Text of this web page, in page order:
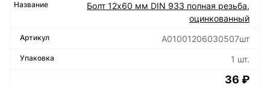
Болт 12х60 мм DIN 933 полная резьба,
оцинкованный
А01001206030507шт
1 шт.
36 ₽